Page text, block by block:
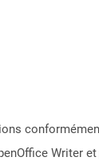
Writer